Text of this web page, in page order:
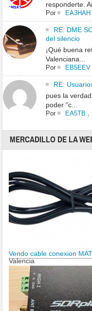
responderte.
Por EA3HAH
RE: DME
del silencio
¡Qué buena
Valenciana...
Por EB5EEV
RE:
pues la
poder "c...
Por EA5TB ,
MERCADILLO DE LA
Vendo cable conexion
Valencia